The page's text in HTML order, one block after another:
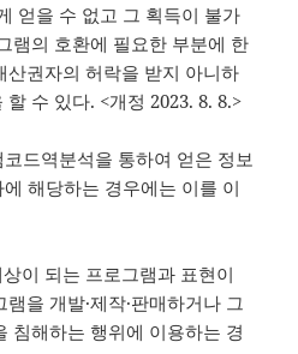
얻을 수 없고 그 획득이 불가
램의 호환에 필요한 부분에 한
산권자의 허락을 받지 아니하
수 있다. <개정 2023. 8. 8.>
드역분석을 통하여 얻은 정보
해당하는 경우에는 이를 이
이 되는 프로그램과 표현이
을 개발·제작·판매하거나 그
침해하는 행위에 이용하는 경